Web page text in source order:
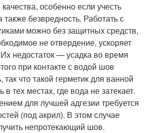
особенно если учесть
также безвредность. Работать с
можно без защитных средств,
не отвердение, ускоряет
недостаток — усадка во время
при контакте с водой шов
так что такой герметик для ванной
тех местах, где вода не затекает.
для лучшей адгезии требуется
(под акрил). В этом случае
непротекающий шов.